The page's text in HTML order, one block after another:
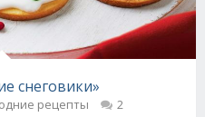
снеговики»
рецепты 2